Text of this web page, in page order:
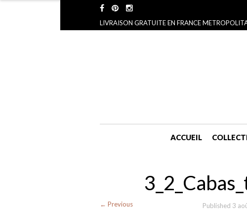
LIVRAISON GRATUITE EN FRANCE
ACCUEIL
Published 3
← Previous